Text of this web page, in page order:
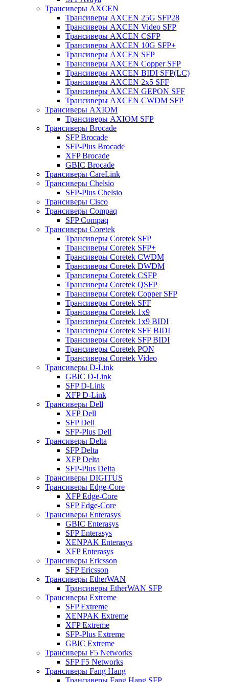
Трансиверы AXCEN
Трансиверы AXCEN 25G SFP28
Трансиверы AXCEN Video SFP
Трансиверы AXCEN CSFP
Трансиверы AXCEN 10G SFP+
Трансиверы AXCEN SFP
Трансиверы AXCEN Copper SFP
Трансиверы AXCEN BIDI SFP(LC)
Трансиверы AXCEN 2x5 SFF
Трансиверы AXCEN GEPON SFF
Трансиверы AXCEN CWDM SFP
Трансиверы AXIOM
Трансиверы AXIOM SFP
Трансиверы Brocade
SFP Brocade
SFP-Plus Brocade
XFP Brocade
GBIC Brocade
Трансиверы CareLink
Трансиверы Chelsio
SFP-Plus Chelsio
Трансиверы Cisco
Трансиверы Compaq
SFP Compaq
Трансиверы Coretek
Трансиверы Coretek SFP
Трансиверы Coretek SFP+
Трансиверы Coretek CWDM
Трансиверы Coretek DWDM
Трансиверы Coretek CSFP
Трансиверы Coretek QSFP
Трансиверы Coretek Copper SFP
Трансиверы Coretek SFF
Трансиверы Coretek 1x9
Трансиверы Coretek 1x9 BIDI
Трансиверы Coretek SFF BIDI
Трансиверы Coretek SFP BIDI
Трансиверы Coretek PON
Трансиверы Coretek Video
Трансиверы D-Link
GBIC D-Link
SFP D-Link
XFP D-Link
Трансиверы Dell
XFP Dell
SFP Dell
SFP-Plus Dell
Трансиверы Delta
SFP Delta
XFP Delta
SFP-Plus Delta
Трансиверы DIGITUS
Трансиверы Edge-Core
XFP Edge-Core
SFP Edge-Core
Трансиверы Enterasys
GBIC Enterasys
SFP Enterasys
XENPAK Enterasys
XFP Enterasys
Трансиверы Ericsson
SFP Ericsson
Трансиверы EtherWAN
Трансиверы EtherWAN SFP
Трансиверы Extreme
SFP Extreme
XENPAK Extreme
XFP Extreme
SFP-Plus Extreme
GBIC Extreme
Трансиверы F5 Networks
SFP F5 Networks
Трансиверы Fang Hang
Трансиверы Fang Hang SFP